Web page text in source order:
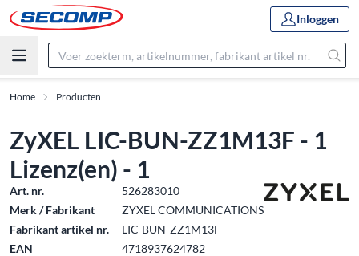
Inloggen
Home Producten
ZyXEL LIC-BUN-ZZ1M13F - 1
Lizenz(en) - 1
Art. nr.
526283010
Merk / Fabrikant
ZYXEL COMMUNICATIONS
Fabrikant artikel nr.
LIC-BUN-ZZ1M13F
EAN
4718937624782